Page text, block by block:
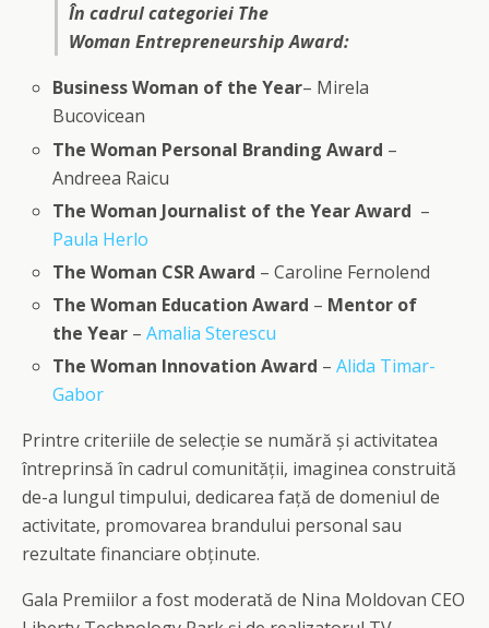
În cadrul categoriei The
Woman Entrepreneurship Award:
Business Woman of the Year– Mirela
Bucovicean
The Woman Personal Branding Award –
Andreea Raicu
The Woman Journalist of the Year Award –
Paula Herlo
The Woman CSR Award – Caroline Fernolend
The Woman Education Award – Mentor of
the Year –Amalia Sterescu
The Woman Innovation Award –Alida Timar-
Gabor
Printre criteriile de selecție se numără și activitatea
întreprinsă în cadrul comunității, imaginea construită
de-a lungul timpului, dedicarea față de domeniul de
activitate, promovarea brandului personal sau
rezultate financiare obținute.
Gala Premiilor a fost moderată de Nina Moldovan CEO